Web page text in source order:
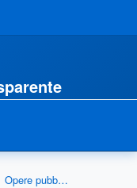
Opere pubbliche